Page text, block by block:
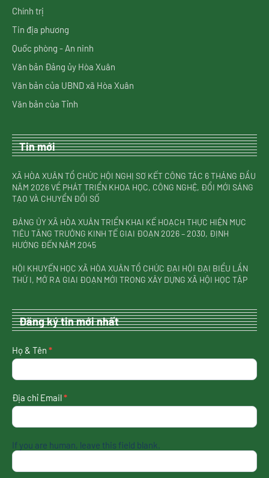
Chính trị
Tin địa phương
Quốc phòng - An ninh
Văn bản Đảng ủy Hòa Xuân
Văn bản của UBND xã Hòa Xuân
Văn bản của Tỉnh
Tin mới
XÃ HÒA XUÂN TỔ CHỨC HỘI NGHỊ SƠ KẾT CÔNG TÁC 6 THÁNG ĐẦU
NĂM 2026 VỀ PHÁT TRIỂN KHOA HỌC, CÔNG NGHỆ, ĐỔI MỚI SÁNG
TẠO VÀ CHUYỂN ĐỔI SỐ
ĐẢNG ỦY XÃ HÒA XUÂN TRIỂN KHAI KẾ HOẠCH THỰC HIỆN MỤC
TIÊU TĂNG TRƯỞNG KINH TẾ GIAI ĐOẠN 2026 – 2030, ĐỊNH
HƯỚNG ĐẾN NĂM 2045
HỘI KHUYẾN HỌC XÃ HÒA XUÂN TỔ CHỨC ĐẠI HỘI ĐẠI BIỂU LẦN
THỨ I, MỞ RA GIAI ĐOẠN MỚI TRONG XÂY DỰNG XÃ HỘI HỌC TẬP
Đăng ký tin mới nhất
nhận
tin
nhất
Họ & Tên *
Địa chỉ Email*
If you are human, leave this field blank.